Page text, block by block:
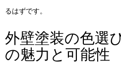
るはずです。
外壁塗装の色選
の魅力と可能性